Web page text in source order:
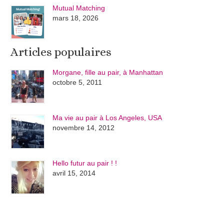
Mutual Matching
mars 18, 2026
Articles populaires
Morgane, fille au pair, à Manhattan
octobre 5, 2011
Ma vie au pair à Los Angeles, USA
novembre 14, 2012
Hello futur au pair ! !
avril 15, 2014